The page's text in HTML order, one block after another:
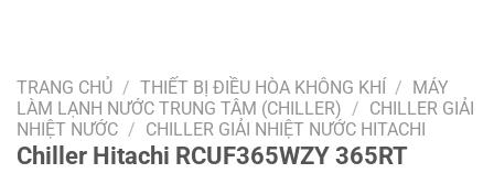
TRANG CHỦ / THIẾT BỊ ĐIỀU HÒA KHÔNG KHÍ / MÁY
LÀM LẠNH NƯỚC TRUNG TÂM (CHILLER) / CHILLER GIẢI
NHIỆT NƯỚC / CHILLER GIẢI NHIỆT NƯỚC HITACHI
Chiller Hitachi RCUF365WZY 365RT